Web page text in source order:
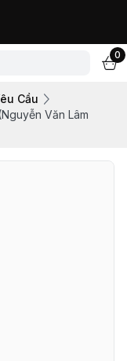
0
Cầu
Văn Lâm